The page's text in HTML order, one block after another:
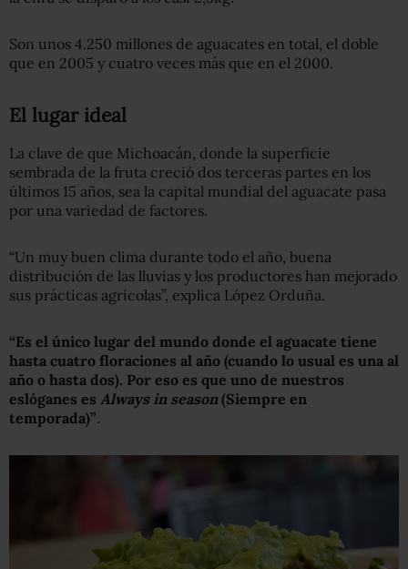
Son unos 4.250 millones de aguacates en total, el doble
que en 2005 y cuatro veces más que en el 2000.
El lugar ideal
La clave de que Michoacán, donde la superficie
sembrada de la fruta creció dos terceras partes en los
últimos 15 años, sea la capital mundial del aguacate pasa
por una variedad de factores.
“Un muy buen clima durante todo el año, buena
distribución de las lluvias y los productores han mejorado
sus prácticas agrícolas”, explica López Orduña.
“Es el único lugar del mundo donde el aguacate tiene
hasta cuatro floraciones al año (cuando lo usual es una al
año o hasta dos). Por eso es que uno de nuestros
eslóganes es Always in season (Siempre en
temporada)”.